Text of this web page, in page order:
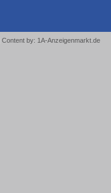
by: 1A-Anzeigenmarkt.de